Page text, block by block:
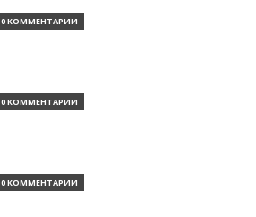
0 КОММЕНТАРИИ
0 КОММЕНТАРИИ
0 КОММЕНТАРИИ